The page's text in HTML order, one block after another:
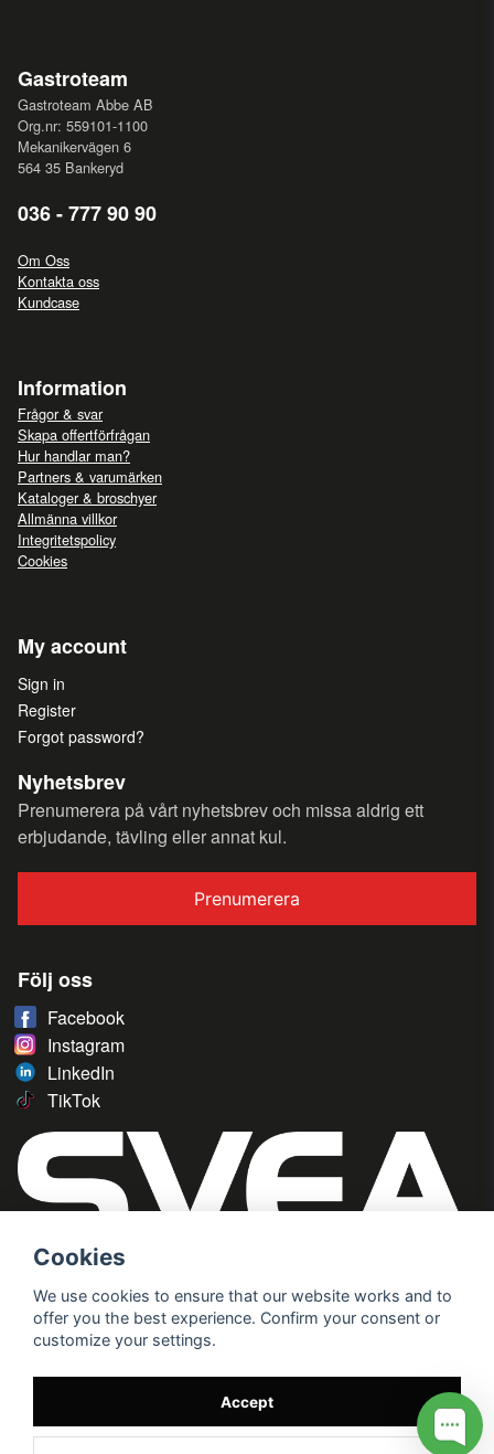
Gastroteam
Gastroteam Abbe AB
Org.nr: 559101-1100
Mekanikervägen 6
564 35 Bankeryd
036 - 777 90 90
Om Oss
Kontakta oss
Kundcase
Information
Frågor & svar
Skapa offertförfrågan
Hur handlar man?
Partners & varumärken
Kataloger & broschyer
Allmänna villkor
Integritetspolicy
Cookies
My account
Sign in
Register
Forgot password?
Nyhetsbrev
Prenumerera på vårt nyhetsbrev och missa aldrig ett
erbjudande, tävling eller annat kul.
Prenumerera
Följ oss
Facebook
Instagram
LinkedIn
TikTok
Cookies
We use cookies to ensure that our website works and to
offer you the best experience. Confirm your consent or
customize your settings.
Accept